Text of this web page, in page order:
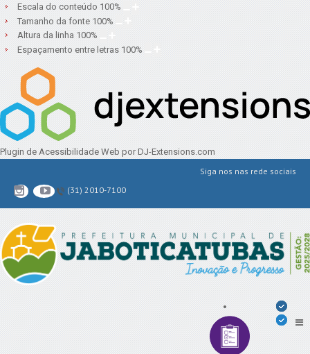
Escala do conteúdo 100%
Tamanho da fonte 100%
Altura da linha 100%
Espaçamento entre letras 100%
Plugin de Acessibilidade Web por DJ-Extensions.com
Siga nos nas rede sociais
(31) 2010-7100